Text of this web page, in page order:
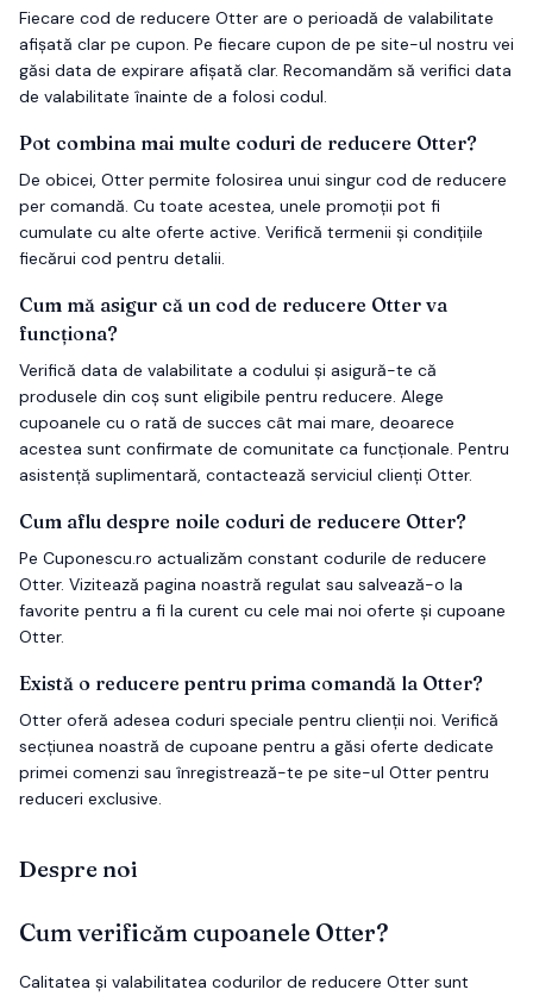
Fiecare cod de reducere Otter are o perioadă de valabilitate
afișată clar pe cupon. Pe fiecare cupon de pe site-ul nostru vei
găsi data de expirare afișată clar. Recomandăm să verifici data
de valabilitate înainte de a folosi codul.
Pot combina mai multe coduri de reducere Otter?
De obicei, Otter permite folosirea unui singur cod de reducere
per comandă. Cu toate acestea, unele promoții pot fi
cumulate cu alte oferte active. Verifică termenii și condițiile
fiecărui cod pentru detalii.
Cum mă asigur că un cod de reducere Otter va
funcționa?
Verifică data de valabilitate a codului și asigură-te că
produsele din coș sunt eligibile pentru reducere. Alege
cupoanele cu o rată de succes cât mai mare, deoarece
acestea sunt confirmate de comunitate ca funcționale. Pentru
asistență suplimentară, contactează serviciul clienți Otter.
Cum aflu despre noile coduri de reducere Otter?
Pe Cuponescu.ro actualizăm constant codurile de reducere
Otter. Vizitează pagina noastră regulat sau salvează-o la
favorite pentru a fi la curent cu cele mai noi oferte și cupoane
Otter.
Există o reducere pentru prima comandă la Otter?
Otter oferă adesea coduri speciale pentru clienții noi. Verifică
secțiunea noastră de cupoane pentru a găsi oferte dedicate
primei comenzi sau înregistrează-te pe site-ul Otter pentru
reduceri exclusive.
Despre noi
Cum verificăm cupoanele Otter?
Calitatea și valabilitatea codurilor de reducere Otter sunt